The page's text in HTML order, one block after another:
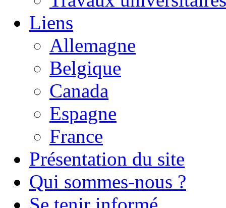
Liens
Allemagne
Belgique
Canada
Espagne
France
Présentation du site
Qui sommes-nous ?